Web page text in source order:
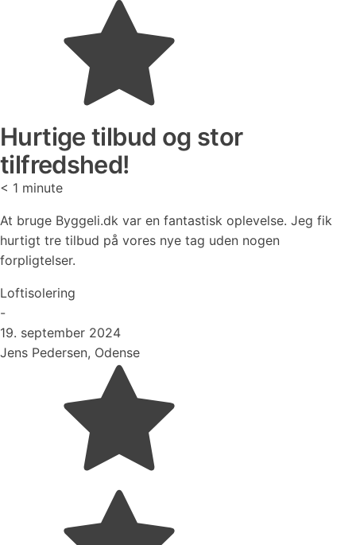
Hurtige tilbud og stor
tilfredshed!
< 1 minute
At bruge Byggeli.dk var en fantastisk oplevelse. Jeg fik
hurtigt tre tilbud på vores nye tag uden nogen
forpligtelser.
Loftisolering
-
19. september 2024
Jens Pedersen, Odense